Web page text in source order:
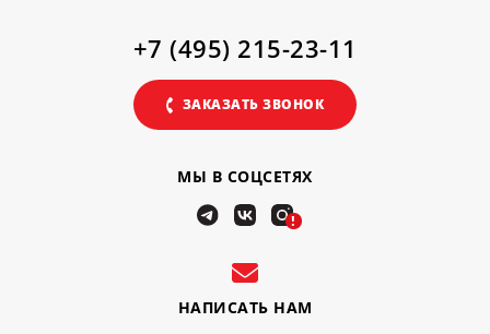
НАПИСАТЬ НАМ
МЫ В СОЦСЕТЯХ
!
+7 (495) 215-23-11
ЗАКАЗАТЬ ЗВОНОК